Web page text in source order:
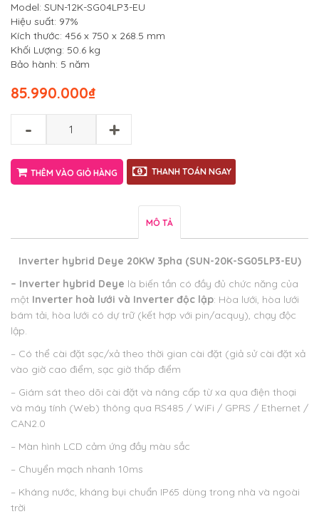
Model: SUN-12K-SG04LP3-EU
Hiệu suất: 97%
Kích thước: 456 x 750 x 268.5 mm
Khối Lượng: 50.6 kg
Bảo hành: 5 năm
₫
85.990.000
- +
THÊM VÀO GIỎ HÀNG THANH TOÁN NGAY
MÔ TẢ
Inverter hybrid Deye 20KW 3pha (SUN-20K-SG05LP3-EU)
– Inverter hybrid Deye là biến tần có đầy đủ chức năng của
một Inverter hoà lưới và Inverter độc lập: Hòa lưới, hòa lưới
bám tải, hòa lưới có dự trữ (kết hợp với pin/acquy), chạy độc
lập.
– Có thể cài đặt sạc/xả theo thời gian cài đặt (giả sử cài đặt xả
vào giờ cao điểm, sạc giờ thấp điểm
– Giám sát theo dõi cài đặt và nâng cấp từ xa qua điện thoại
và máy tính (Web) thông qua RS485 / WiFi / GPRS / Ethernet /
CAN2.0
– Màn hình LCD cảm ứng đầy màu sắc
– Chuyển mạch nhanh 10ms
– Kháng nước, kháng bụi chuẩn IP65 dùng trong nhà và ngoài
trời